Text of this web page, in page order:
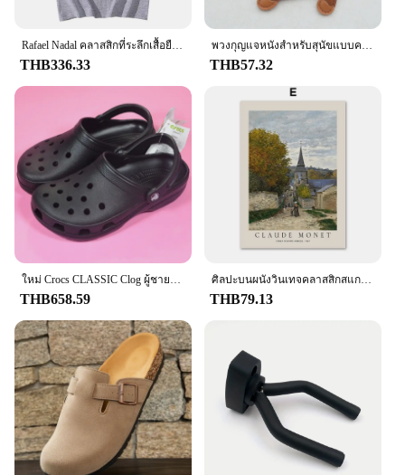
Rafael Nadal คลาสสิกที่ระลึกเสื้อยืด 20 Grand Slam Champion TShirt Unisex ผ้าฝ้าย Nadal สเปนเทนนิสแฟนของขวัญ Tees เสื้อผ้า
THB336.33
พวงกุญแจหนังสำหรับสุนัขแบบคลาสสิกมีหลายสีพวงกุญแจสุนัขสุนัขดัชชุนด์น่ารักอุปกรณ์ประดับโทรศัพท์พวงกุญแจห้อยกระเป๋าเล็กๆน้อยๆกุญแจอุปกรณ์เสริมห่วง
THB57.32
THB658.59
ศิลปะบนผนังวินเทจคลาสสิกสแกนดิเนเวียนแอบสแตรกโมเนตโปสเตอร์ผ้าใบลายพิมพ์ HD hiasan kamar นั่งเล่นห้องนอนบ้าน
THB79.13